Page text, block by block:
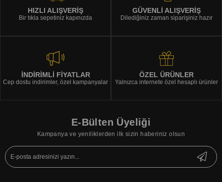
HIZLI ALIŞVERİŞ
Bir tıkla sepetiniz kapınızda
GÜVENLİ ALIŞVERİŞ
Dilediğiniz zaman siparişiniz hazır
İNDİRİMLİ FİYATLAR
Cep dostu indirimler, özel kampanyalar
ÖZEL ÜRÜNLER
Yalnızca internete özel hesaplı ürünler
E-Bülten Üyeliği
Kampanya ve yeniliklerden ilk sizin haberiniz olsun